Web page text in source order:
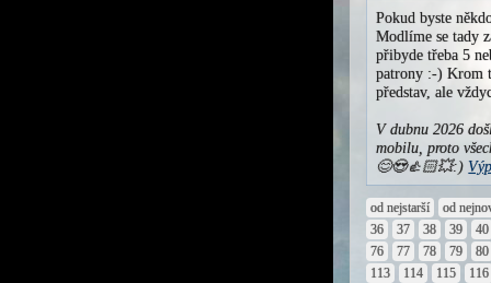
Pokud byste
Modlíme se tady
přibyde třeba 5
patrony :-) Krom
představ, ale
V dubnu 2026
mobilu, proto
😊😍👍🏻💥:)
od nejstarší
od
36
37 38 39
40
76
77 78 79
80
113
114 115
116